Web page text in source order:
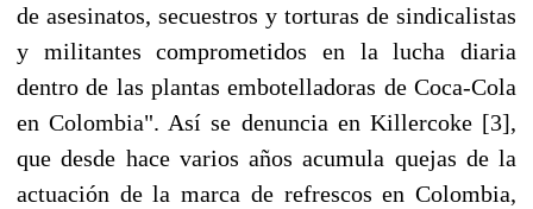
de asesinatos, secuestros y torturas de sindicalistas
y militantes comprometidos en la lucha diaria
dentro de las plantas embotelladoras de Coca-Cola
en Colombia". Así se denuncia en Killercoke [3],
que desde hace varios años acumula quejas de la
actuación de la marca de refrescos en Colombia,